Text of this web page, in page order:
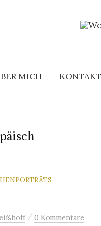
MICH KONTAKT
/ 0 Kommentare